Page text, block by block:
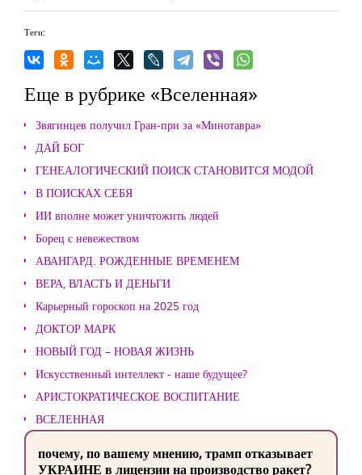
Теги:
Еще в рубрике «Вселенная»
Звягинцев получил Гран-при за «Минотавра»
ДАЙ БОГ
ГЕНЕАЛОГИЧЕСКИЙ ПОИСК СТАНОВИТСЯ МОДОЙ
В ПОИСКАХ СЕБЯ
ИИ вполне может уничтожить людей
Борец с невежеством
АВАНГАРД. РОЖДЕННЫЕ ВРЕМЕНЕМ
ВЕРА, ВЛАСТЬ И ДЕНЬГИ
Карьерный гороскоп на 2025 год
ДОКТОР МАРК
НОВЫЙ ГОД – НОВАЯ ЖИЗНЬ
Искусственный интеллект - наше будущее?
АРИСТОКРАТИЧЕСКОЕ ВОСПИТАНИЕ
ВСЕЛЕННАЯ
почему, по вашему мнению, трамп отказывает
УКРАИНЕ в лицензии на производство ракет?